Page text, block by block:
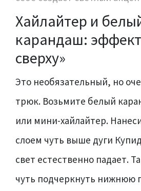
Хайлайтер и
карандаш: эффект
сверху»
Это необязательный, но
трюк. Возьмите белый
или мини-хайлайтер.
слоем чуть выше дуги
свет естественно падает.
чуть подчеркнуть нижнюю